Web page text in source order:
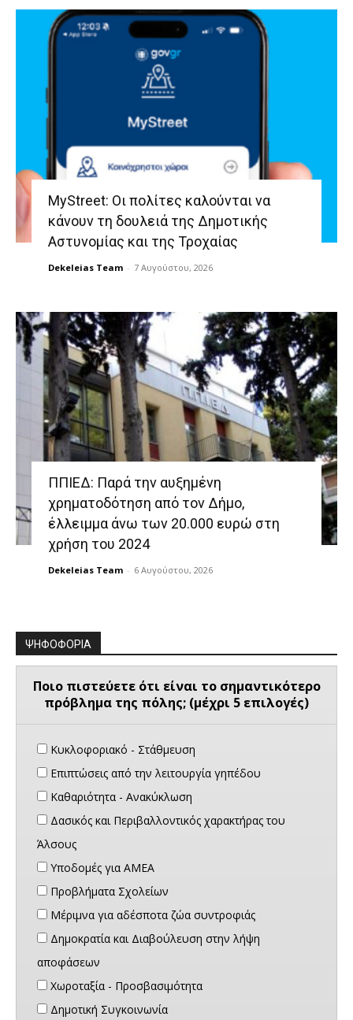
MyStreet: Οι πολίτες καλούνται να
κάνουν τη δουλειά της Δημοτικής
Αστυνομίας και της Τροχαίας
Dekeleias Team - 7 Αυγούστου, 2026
ΠΠΙΕΔ: Παρά την αυξημένη
χρηματοδότηση από τον Δήμο,
έλλειμμα άνω των 20.000 ευρώ στη
χρήση του 2024
Dekeleias Team - 6 Αυγούστου, 2026
ΨΗΦΟΦΟΡΙΑ
Ποιο πιστεύετε ότι είναι το σημαντικότερο
πρόβλημα της πόλης; (μέχρι 5 επιλογές)
Κυκλοφοριακό - Στάθμευση
Επιπτώσεις από την λειτουργία γηπέδου
Καθαριότητα - Ανακύκλωση
Δασικός και Περιβαλλοντικός χαρακτήρας του
Άλσους
Υποδομές για ΑΜΕΑ
Προβλήματα Σχολείων
Μέριμνα για αδέσποτα ζώα συντροφιάς
Δημοκρατία και Διαβούλευση στην λήψη
αποφάσεων
Χωροταξία - Προσβασιμότητα
Δημοτική Συγκοινωνία